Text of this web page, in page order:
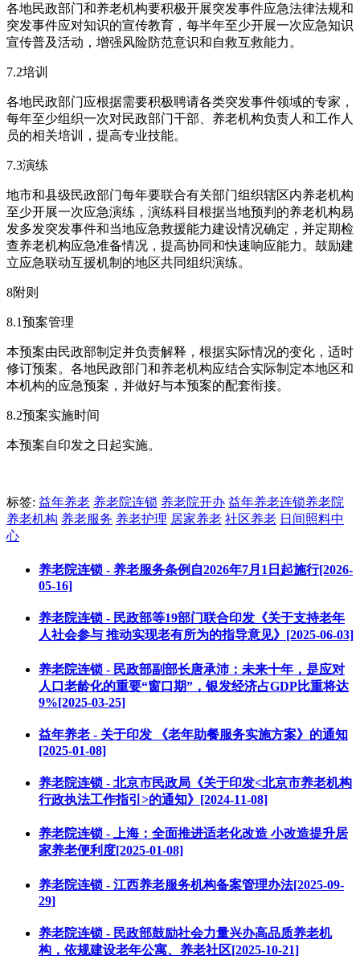
各地民政部门和养老机构要积极开展突发事件应急法律法规和
突发事件应对知识的宣传教育，每半年至少开展一次应急知识
宣传普及活动，增强风险防范意识和自救互救能力。
7.2培训
各地民政部门应根据需要积极聘请各类突发事件领域的专家，
每年至少组织一次对民政部门干部、养老机构负责人和工作人
员的相关培训，提高专业技能。
7.3演练
地市和县级民政部门每年要联合有关部门组织辖区内养老机构
至少开展一次应急演练，演练科目根据当地预判的养老机构易
发多发突发事件和当地应急救援能力建设情况确定，并定期检
查养老机构应急准备情况，提高协同和快速响应能力。鼓励建
立应急联动互援机制的地区共同组织演练。
8附则
8.1预案管理
本预案由民政部制定并负责解释，根据实际情况的变化，适时
修订预案。各地民政部门和养老机构应结合实际制定本地区和
本机构的应急预案，并做好与本预案的配套衔接。
8.2预案实施时间
本预案自印发之日起实施。
标签: 益年养老 养老院连锁 养老院开办 益年养老连锁养老院
养老机构 养老服务 养老护理 居家养老 社区养老 日间照料中
心
养老院连锁 - 养老服务条例自2026年7月1日起施行[2026-
05-16]
养老院连锁 - 民政部等19部门联合印发《关于支持老年
人社会参与 推动实现老有所为的指导意见》[2025-06-03]
养老院连锁 - 民政部副部长唐承沛：未来十年，是应对
人口老龄化的重要“窗口期”，银发经济占GDP比重将达
9%[2025-03-25]
益年养老 - 关于印发 《老年助餐服务实施方案》的通知
[2025-01-08]
养老院连锁 - 北京市民政局《关于印发<北京市养老机构
行政执法工作指引>的通知》[2024-11-08]
养老院连锁 - 上海：全面推进适老化改造 小改造提升居
家养老便利度[2025-01-08]
养老院连锁 - 江西养老服务机构备案管理办法[2025-09-
29]
养老院连锁 - 民政部鼓励社会力量兴办高品质养老机
构，依规建设老年公寓、养老社区[2025-10-21]